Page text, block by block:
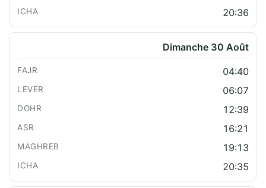
20:36
Dimanche 30 Août
04:40
06:07
12:39
16:21
19:13
20:35